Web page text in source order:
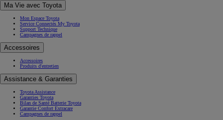
Ma Vie avec Toyota
Mon Espace Toyota
Service Connectés My Toyota
Support Technique
Campagnes de rappel
Accessoires
Accessoires
Produits d'entretien
Assistance & Garanties
Toyota Assistance
Garanties Toyota
Bilan de Santé Batterie Toyota
Garantie Confort Extracare
Campagnes de rappel